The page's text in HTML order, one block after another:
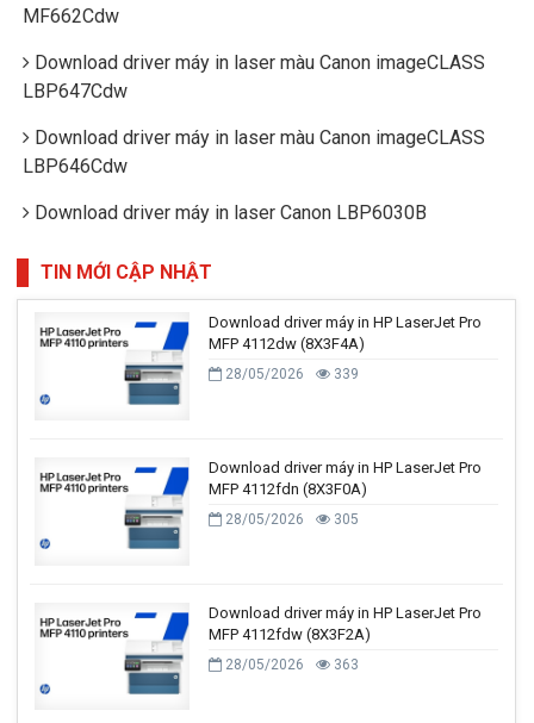
MF662Cdw
Download driver máy in laser màu Canon imageCLASS
LBP647Cdw
Download driver máy in laser màu Canon imageCLASS
LBP646Cdw
Download driver máy in laser Canon LBP6030B
TIN MỚI CẬP NHẬT
Download driver máy in HP LaserJet Pro
MFP 4112dw (8X3F4A)
28/05/2026 339
Download driver máy in HP LaserJet Pro
MFP 4112fdn (8X3F0A)
28/05/2026 305
Download driver máy in HP LaserJet Pro
MFP 4112fdw (8X3F2A)
28/05/2026 363